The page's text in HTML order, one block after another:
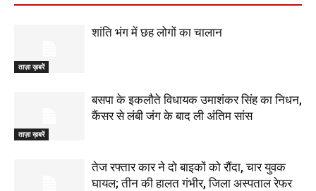
ताज़ा ख़बरें
शांति भंग में छह लोगों का चालान
ताज़ा ख़बरें
बसपा के इकलौते विधायक उमाशंकर सिंह का निधन,
कैंसर से लंबी जंग के बाद ली अंतिम सांस
तेज रफ्तार कार ने दो बाइकों को रौंदा, चार युवक
घायल; तीन की हालत गंभीर, जिला अस्पताल रेफर